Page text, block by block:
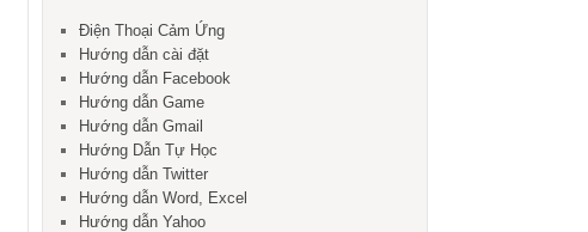
Điện Thoại Cảm Ứng
Hướng dẫn cài đặt
Hướng dẫn Facebook
Hướng dẫn Game
Hướng dẫn Gmail
Hướng Dẫn Tự Học
Hướng dẫn Twitter
Hướng dẫn Word, Excel
Hướng dẫn Yahoo